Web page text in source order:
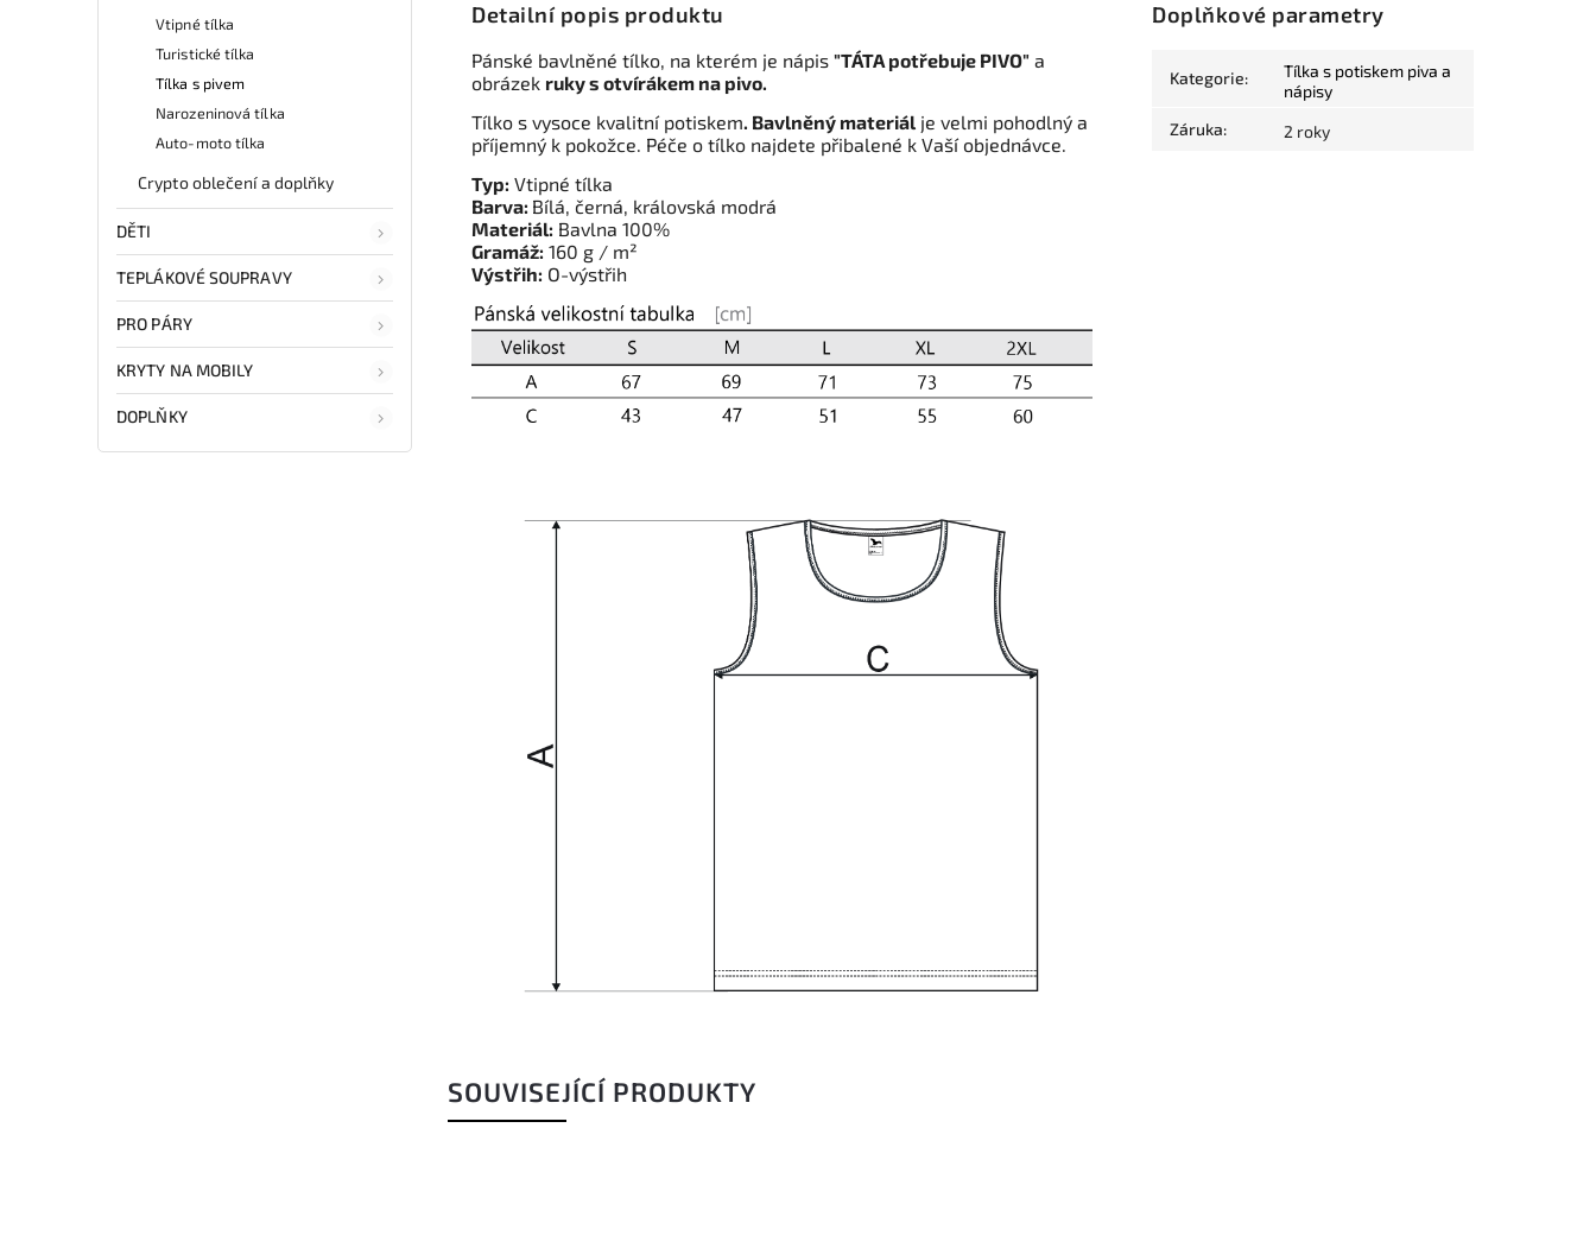
Vtipné tílka
Turistické tílka
Tílka s pivem
Narozeninová tílka
Auto-moto tílka
Crypto oblečení a doplňky
DĚTI
TEPLÁKOVÉ SOUPRAVY
PRO PÁRY
KRYTY NA MOBILY
DOPLŇKY
Detailní popis produktu
Pánské bavlněné tílko, na kterém je nápis "TÁTA potřebuje PIVO" a
obrázek ruky s otvírákem na pivo.
Tílko s vysoce kvalitní potiskem. Bavlněný materiál je velmi pohodlný a
příjemný k pokožce. Péče o tílko najdete přibalené k Vaší objednávce.
Typ: Vtipné tílka
Barva: Bílá, černá, královská modrá
Materiál: Bavlna 100%
Gramáž: 160 g / m²
Výstřih: O-výstřih
Doplňkové parametry
Kategorie:
Tílka s potiskem piva a
nápisy
Záruka: 2 roky
SOUVISEJÍCÍ PRODUKTY